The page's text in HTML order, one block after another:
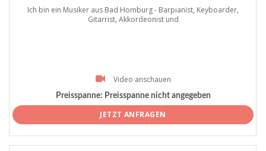
Ich bin ein Musiker aus Bad Homburg - Barpianist, Keyboarder,
Gitarrist, Akkordeonist und
Video anschauen
Preisspanne: Preisspanne nicht angegeben
JETZT ANFRAGEN